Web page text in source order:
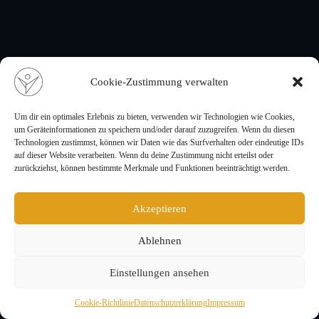
Cookie-Zustimmung verwalten
Um dir ein optimales Erlebnis zu bieten, verwenden wir Technologien wie Cookies,
um Geräteinformationen zu speichern und/oder darauf zuzugreifen. Wenn du diesen
Technologien zustimmst, können wir Daten wie das Surfverhalten oder eindeutige IDs
auf dieser Website verarbeiten. Wenn du deine Zustimmung nicht erteilst oder
zurückziehst, können bestimmte Merkmale und Funktionen beeinträchtigt werden.
Akzeptieren
Ablehnen
Einstellungen ansehen
Cookie-RichtlinieDatenschutzerklärungImpressum